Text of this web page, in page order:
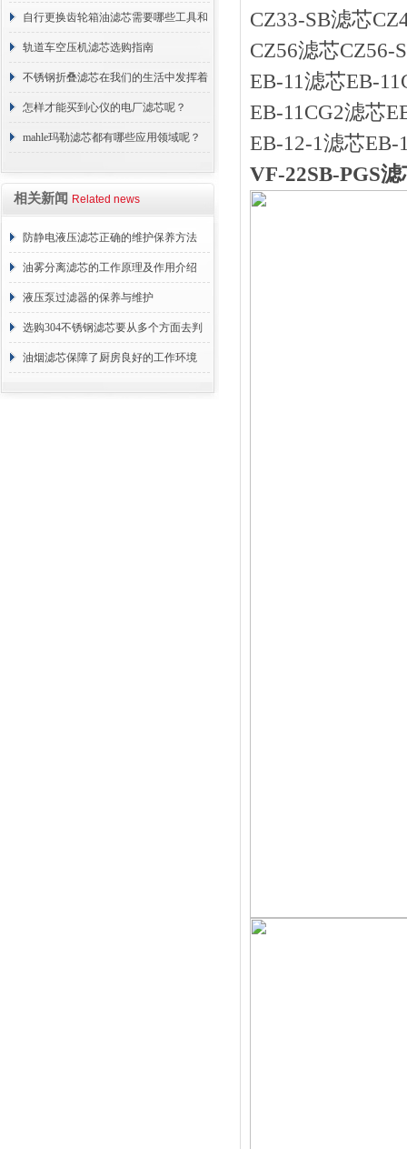
合到整体成型
自行更换齿轮箱油滤芯需要哪些工具和
材料？
轨道车空压机滤芯选购指南
不锈钢折叠滤芯在我们的生活中发挥着
哪些作用呢？
怎样才能买到心仪的电厂滤芯呢？
mahle玛勒滤芯都有哪些应用领域呢？
相关新闻 Related news
防静电液压滤芯正确的维护保养方法
油雾分离滤芯的工作原理及作用介绍
液压泵过滤器的保养与维护
选购304不锈钢滤芯要从多个方面去判
断
油烟滤芯保障了厨房良好的工作环境
CZ33-SB滤芯
CZ56滤芯CZ56-
EB-11滤芯EB-
EB-11CG2滤芯
EB-12-1滤芯EB-
VF-22SB-PGS